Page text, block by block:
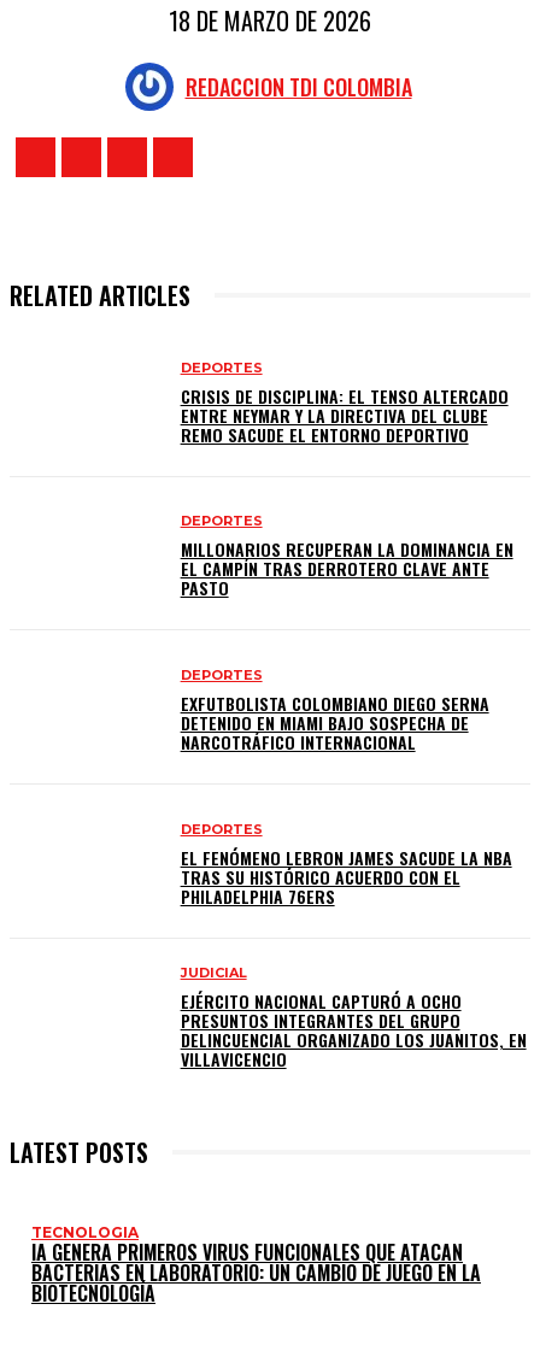
18 DE MARZO DE 2026
REDACCION TDI COLOMBIA
RELATED ARTICLES
DEPORTES
CRISIS DE DISCIPLINA: EL TENSO ALTERCADO
ENTRE NEYMAR Y LA DIRECTIVA DEL CLUBE
REMO SACUDE EL ENTORNO DEPORTIVO
DEPORTES
MILLONARIOS RECUPERAN LA DOMINANCIA EN
EL CAMPÍN TRAS DERROTERO CLAVE ANTE
PASTO
DEPORTES
EXFUTBOLISTA COLOMBIANO DIEGO SERNA
DETENIDO EN MIAMI BAJO SOSPECHA DE
NARCOTRÁFICO INTERNACIONAL
DEPORTES
EL FENÓMENO LEBRON JAMES SACUDE LA NBA
TRAS SU HISTÓRICO ACUERDO CON EL
PHILADELPHIA 76ERS
JUDICIAL
EJÉRCITO NACIONAL CAPTURÓ A OCHO
PRESUNTOS INTEGRANTES DEL GRUPO
DELINCUENCIAL ORGANIZADO LOS JUANITOS, EN
VILLAVICENCIO
LATEST POSTS
TECNOLOGIA
IA GENERA PRIMEROS VIRUS FUNCIONALES QUE ATACAN
BACTERIAS EN LABORATORIO: UN CAMBIO DE JUEGO EN LA
BIOTECNOLOGÍA